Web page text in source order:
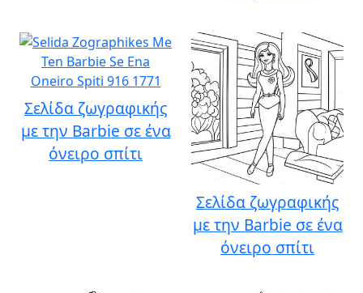
Σελίδα ζωγραφικής
με την Barbie σε ένα
όνειρο σπίτι
Σελίδα ζωγραφικής
με την Barbie σε ένα
όνειρο σπίτι